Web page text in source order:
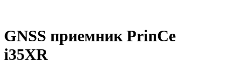
GNSS приемник PrinCe
i35XR